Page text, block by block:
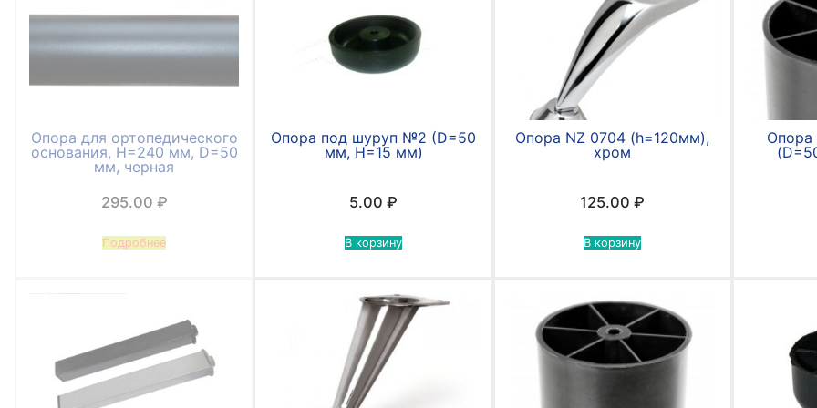
Опора для ортопедического
основания, H=240 мм, D=50
мм, черная
295.00 ₽
Подробнее
Опора под шуруп №2 (D=50
мм, Н=15 мм)
5.00₽
В корзину
Опора NZ 0704 (h=120мм),
хром
125.00₽
В корзину